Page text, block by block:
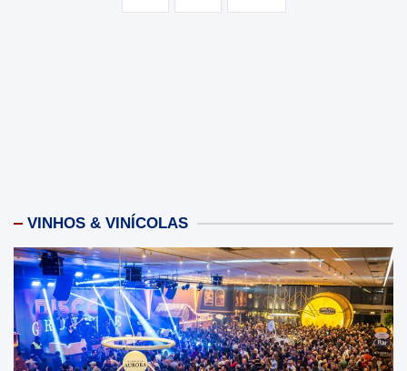
VINHOS & VINÍCOLAS